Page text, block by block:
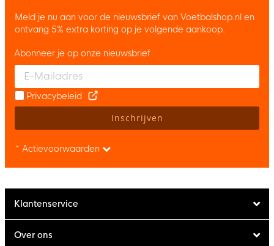
Meld je nu aan voor de nieuwsbrief van Voetbalshop.nl en
ontvang 5% extra korting op je volgende aankoop.
Enter your email and accept the privacy policy to subscribe to
Abonneer je op onze nieuwsbrief
Privacybeleid
Inschrijven
* Actievoorwaarden
Klantenservice
Over ons